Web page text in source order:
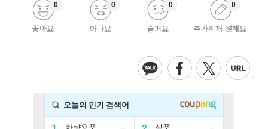
좋아요
0
화나요
0
슬퍼요
0
추가취재 원해요
0